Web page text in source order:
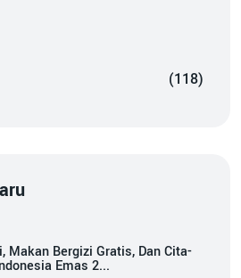
(118)
Makan Bergizi Gratis, Dan Cita-
Emas 2...